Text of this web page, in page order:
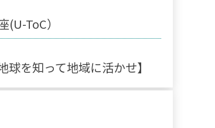
ToC）
を知って地域に活かせ】